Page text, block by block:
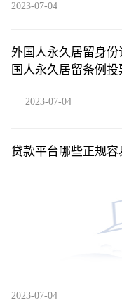
2023-07-04
外国人永久居留身
国人永久居留条例投
2023-07-04
贷款平台哪些正规
2023-07-04